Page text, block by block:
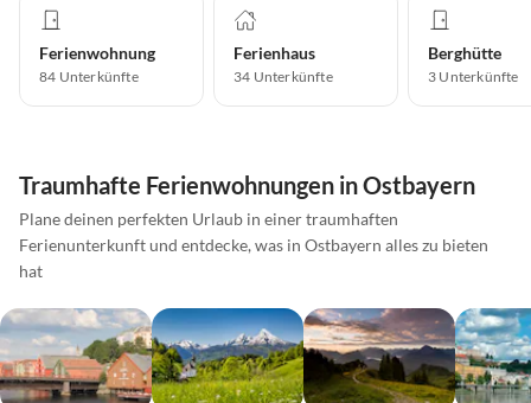
Ferienwohnung
84 Unterkünfte
Ferienhaus
34 Unterkünfte
Berghütte
3 Unterkünfte
Traumhafte Ferienwohnungen in Ostbayern
Plane deinen perfekten Urlaub in einer traumhaften
Ferienunterkunft und entdecke, was in Ostbayern alles zu bieten
hat